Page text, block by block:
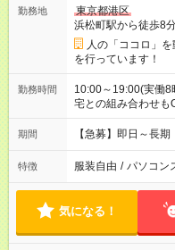
勤務地
東京都港区
浜松町駅から徒歩8
人の「ココロ」
を行っています！
勤務時間
10:00～19:00(実働
宅との組み合わせも
期間 【急募】即日～長
特徴 服装自由 / パソコン
気になる！